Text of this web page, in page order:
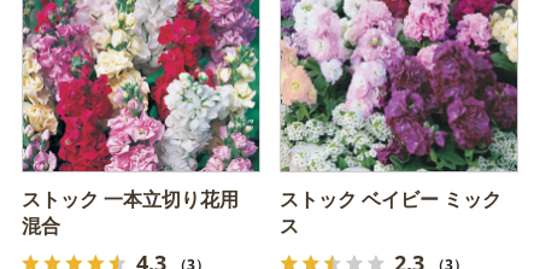
ストック 一本立切り花用
混合
4.3 （3）
ストック ベイビー ミック
ス
2.3 （3）